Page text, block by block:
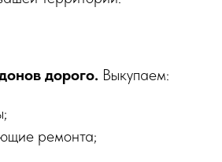
дорого. Выкупаем:
ремонта;